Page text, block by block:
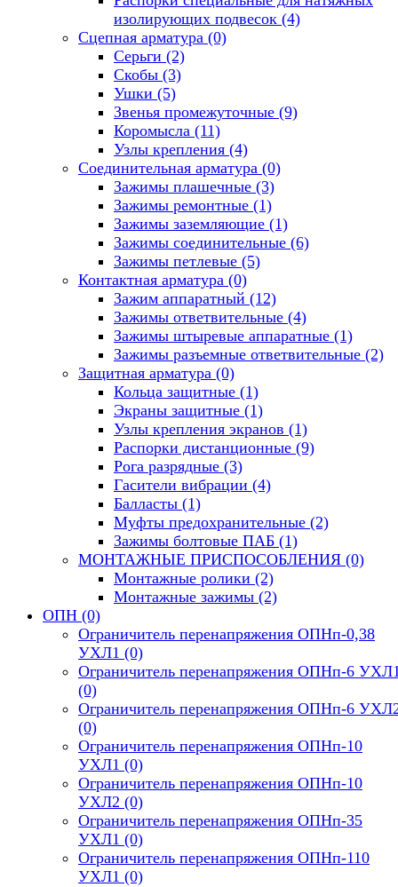
изолирующих подвесок (4)
Сцепная арматура (0)
Серьги (2)
Скобы (3)
Ушки (5)
Звенья промежуточные (9)
Коромысла (11)
Узлы крепления (4)
Соединительная арматура (0)
Зажимы плашечные (3)
Зажимы ремонтные (1)
Зажимы заземляющие (1)
Зажимы соединительные (6)
Зажимы петлевые (5)
Контактная арматура (0)
Зажим аппаратный (12)
Зажимы ответвительные (4)
Зажимы штыревые аппаратные (1)
Зажимы разъемные ответвительные (2)
Защитная арматура (0)
Кольца защитные (1)
Экраны защитные (1)
Узлы крепления экранов (1)
Распорки дистанционные (9)
Рога разрядные (3)
Гасители вибрации (4)
Балласты (1)
Муфты предохранительные (2)
Зажимы болтовые ПАБ (1)
МОНТАЖНЫЕ ПРИСПОСОБЛЕНИЯ (0)
Монтажные ролики (2)
Монтажные зажимы (2)
ОПН (0)
Ограничитель перенапряжения ОПНп-0,38
УХЛ1 (0)
Ограничитель перенапряжения ОПНп-6
(0)
Ограничитель перенапряжения ОПНп-6
(0)
Ограничитель перенапряжения ОПНп-10
УХЛ1 (0)
Ограничитель перенапряжения ОПНп-10
УХЛ2 (0)
Ограничитель перенапряжения ОПНп-35
УХЛ1 (0)
Ограничитель перенапряжения ОПНп-110
УХЛ1 (0)